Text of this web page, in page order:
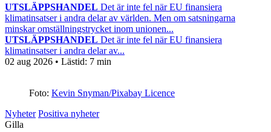
UTSLÄPPSHANDEL Det är inte fel när EU finansiera
klimatinsatser i andra delar av världen. Men om satsningarna
minskar omställningstrycket inom unionen...
UTSLÄPPSHANDEL Det är inte fel när EU finansiera
klimatinsatser i andra delar av...
02 aug 2026 • Lästid: 7 min
Foto: Kevin Snyman/Pixabay Licence
Nyheter Positiva nyheter
Gilla